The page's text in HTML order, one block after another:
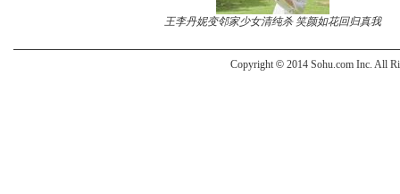
王李丹妮变邻家少女清纯杀 笑颜如花回归真我
Copyright © 2014 Sohu.com Inc. All